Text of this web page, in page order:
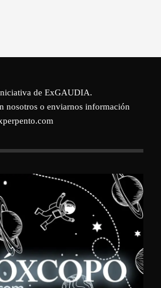
de ExGAUDIA.
nosotros o enviarnos información